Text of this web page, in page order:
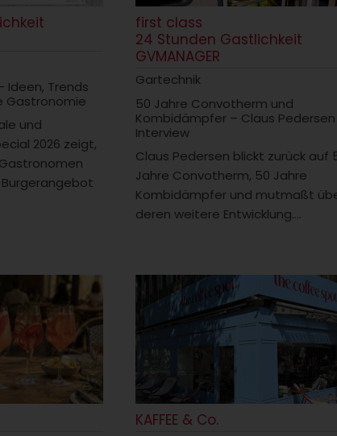
Ideen, Trends
Gastronomie
und
2026 zeigt,
first class
24 Stunden Gastlichkeit
GVMANAGER
Gartechnik
50 Jahre Convotherm und
Kombidämpfer – Claus
Interview
Claus Pedersen blickt zurück auf
Jahre Convotherm, 50 Jahre
Kombidämpfer und mutmaßt
deren weitere Entwicklung....
KAFFEE & Co.